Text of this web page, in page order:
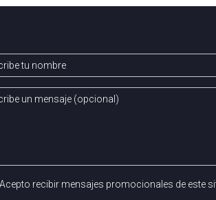
Acepto recibir mensajes promocionales de este